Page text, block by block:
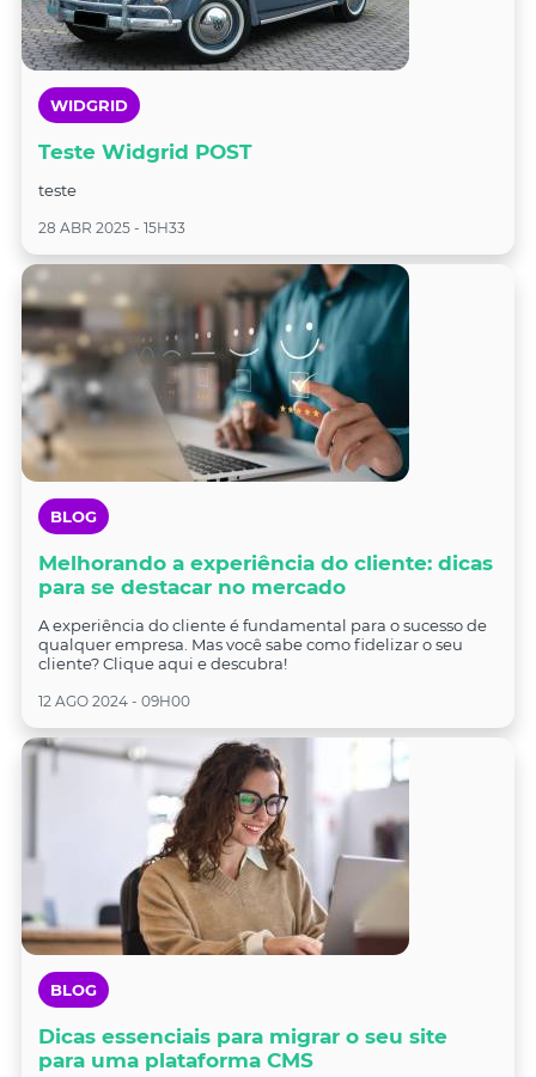
WIDGRID
Teste Widgrid POST
teste
28 ABR 2025 - 15H33
BLOG
Melhorando a experiência do cliente: dicas
para se destacar no mercado
A experiência do cliente é fundamental para o sucesso de
qualquer empresa. Mas você sabe como fidelizar o seu
cliente? Clique aqui e descubra!
12 AGO 2024 - 09H00
BLOG
Dicas essenciais para migrar o seu site
para uma plataforma CMS